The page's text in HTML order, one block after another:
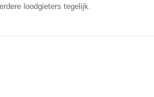
loodgieters tegelijk.